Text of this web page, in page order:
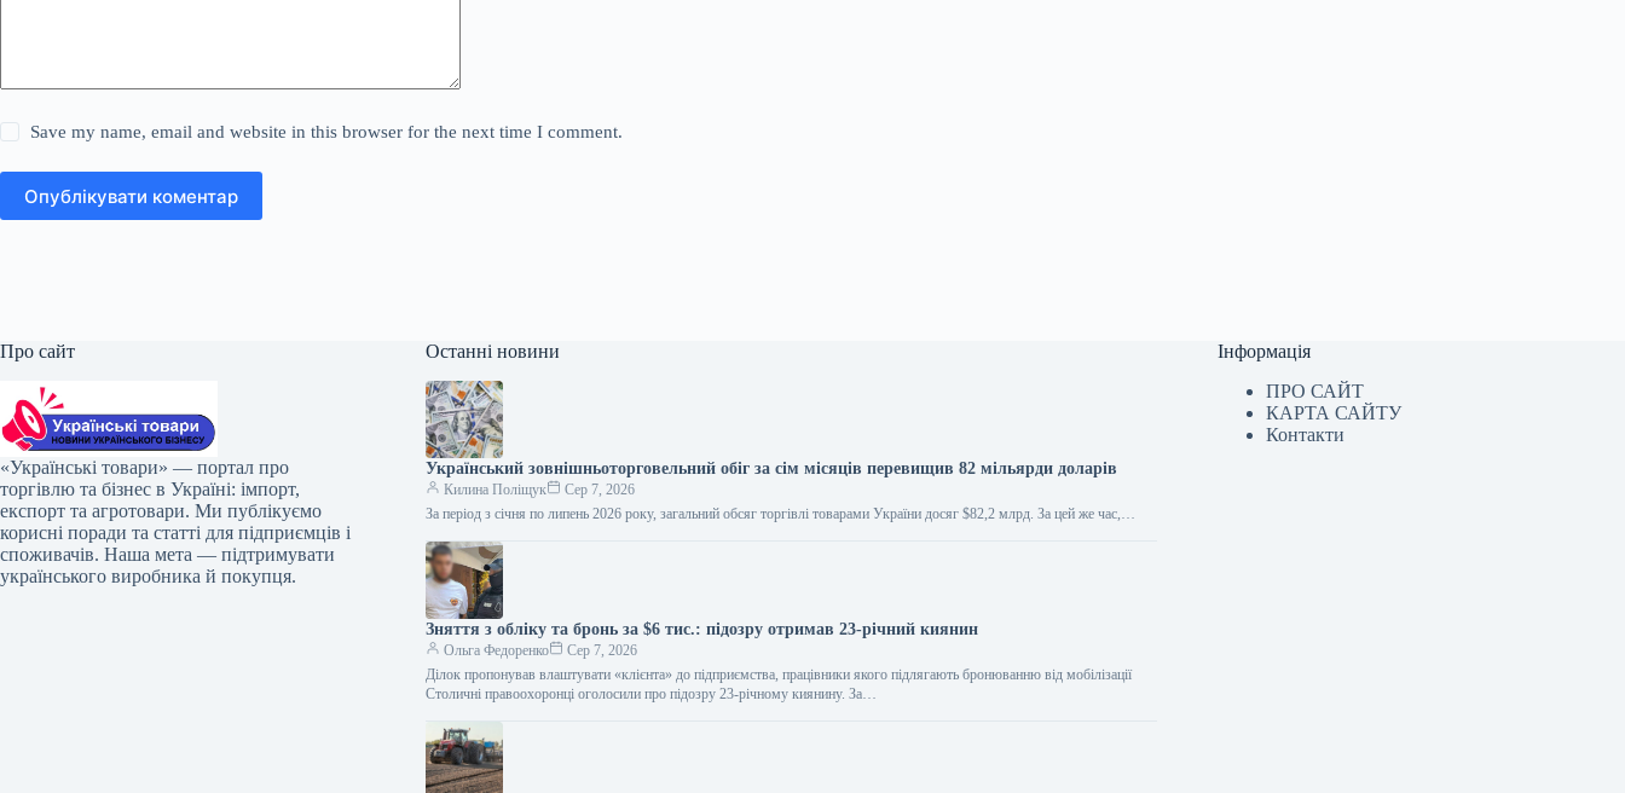
Save my name, email and website in this browser for the next time I comment.
Опублікувати коментар
Про сайт
«Українські товари» — портал про
торгівлю та бізнес в Україні: імпорт,
експорт та агротовари. Ми публікуємо
корисні поради та статті для підприємців і
споживачів. Наша мета — підтримувати
українського виробника й покупця.
Останні новини
Український зовнішньоторговельний обіг за сім місяців перевищив 82 мільярди доларів
Килина Поліщук
Сер 7, 2026
За період з січня по липень 2026 року, загальний обсяг торгівлі товарами України досяг $82,2 млрд. За цей же час,…
Зняття з обліку та бронь за $6 тис.: підозру отримав 23-річний киянин
Ольга Федоренко
Сер 7, 2026
Ділок пропонував влаштувати «клієнта» до підприємства, працівники якого підлягають бронюванню від мобілізації
Столичні правоохоронці оголосили про підозру 23-річному киянину. За…
Інформація
ПРО САЙТ
КАРТА САЙТУ
Контакти